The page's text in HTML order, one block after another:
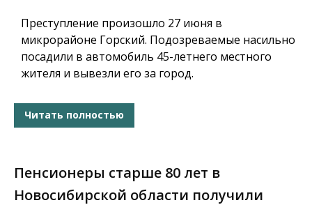
Преступление произошло 27 июня в
микрорайоне Горский. Подозреваемые насильно
посадили в автомобиль 45-летнего местного
жителя и вывезли его за город.
Читать полностью
Пенсионеры старше 80 лет в
Новосибирской области получили